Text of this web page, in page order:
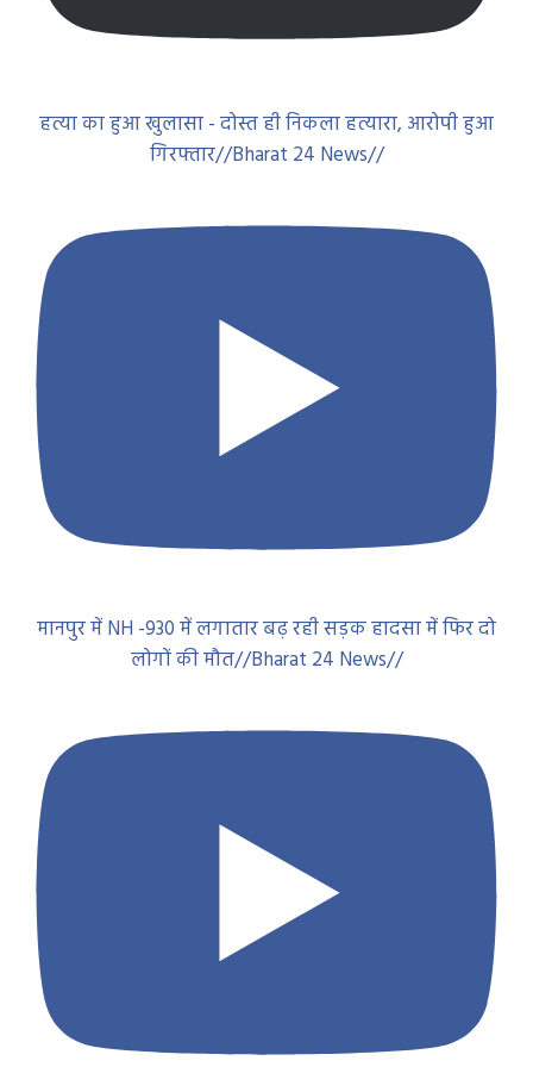
हत्या का हुआ खुलासा - दोस्त ही निकला हत्यारा, आरोपी हुआ
गिरफ्तार//Bharat 24 News//
मानपुर में NH -930 में लगातार बढ़ रही सड़क हादसा में फिर दो
लोगों की मौत//Bharat 24 News//